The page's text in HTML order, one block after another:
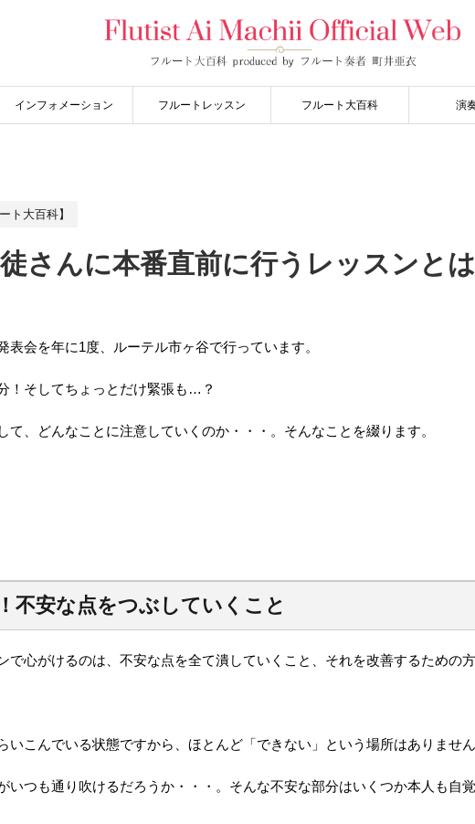
インフォメーション フルートレッスン フルート大百科 演
ト大百科】
さんに本番直前に行うレッスンとは
表会を年に1度、ルーテル市ヶ谷で行っています。
！そしてちょっとだけ緊張も…？
て、どんなことに注意していくのか・・・。そんなことを綴ります。
不安な点をつぶしていくこと
で心がけるのは、不安な点を全て潰していくこと、それを改善するための
いこんでいる状態ですから、ほとんど「できない」という場所はありませ
いつも通り吹けるだろうか・・・。そんな不安な部分はいくつか本人も自